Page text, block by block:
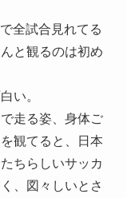
全試合見れてる
と観るのは初め
い。
走る姿、身体ご
観てると、日本
ちらしいサッカ
、図々しいとさ